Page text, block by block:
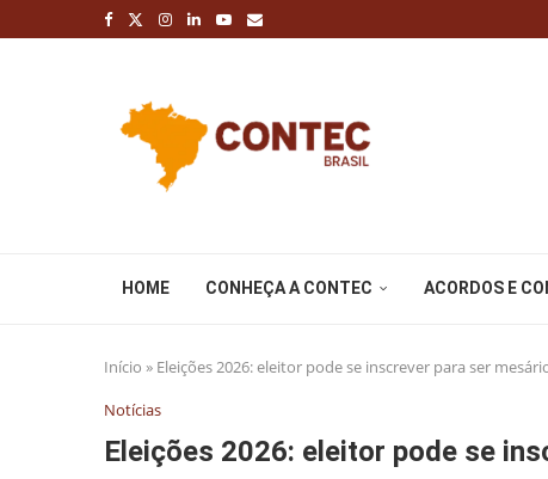
HOME CONHEÇA A CONTEC ACORDOS E
Início » Eleições 2026: eleitor pode se inscrever para ser
Notícias
Eleições 2026: eleitor pode se